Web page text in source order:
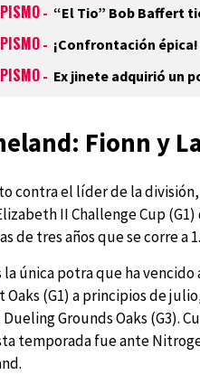
- “El Tio” Bob Baffert
- ¡Confrontación
- Ex jinete adquirió un
Fionn y
contra el líder de la
II Challenge Cup
de tres años que se corre a
la única potra que ha
Oaks (G1) a principios de
Dueling Grounds Oaks (G3).
temporada fue ante